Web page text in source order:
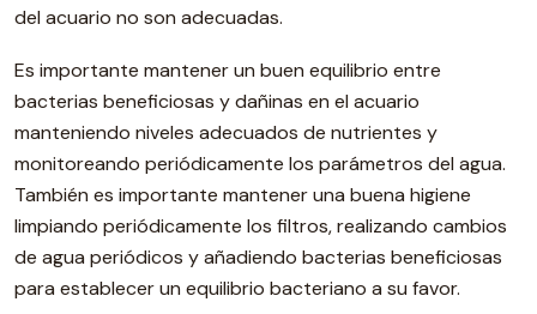
del acuario no son adecuadas.
Es importante mantener un buen equilibrio entre
bacterias beneficiosas y dañinas en el acuario
manteniendo niveles adecuados de nutrientes y
monitoreando periódicamente los parámetros del agua.
También es importante mantener una buena higiene
limpiando periódicamente los filtros, realizando cambios
de agua periódicos y añadiendo bacterias beneficiosas
para establecer un equilibrio bacteriano a su favor.